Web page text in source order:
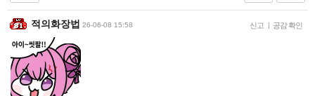
적의화장법 26-06-08 15:58 신고 공감 확인